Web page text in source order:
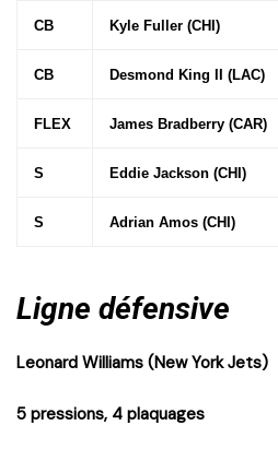
CB Kyle Fuller (CHI)
CB Desmond King II (LAC)
FLEX James Bradberry (CAR)
S Eddie Jackson (CHI)
S Adrian Amos (CHI)
Ligne défensive
Leonard Williams (New York Jets)
5 pressions, 4 plaquages